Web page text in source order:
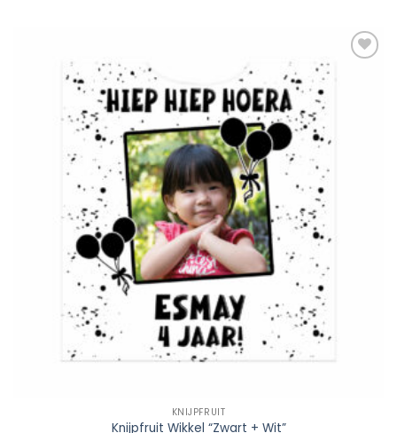
KNIJPFRUIT
Knijpfruit Wikkel “Zwart + Wit”